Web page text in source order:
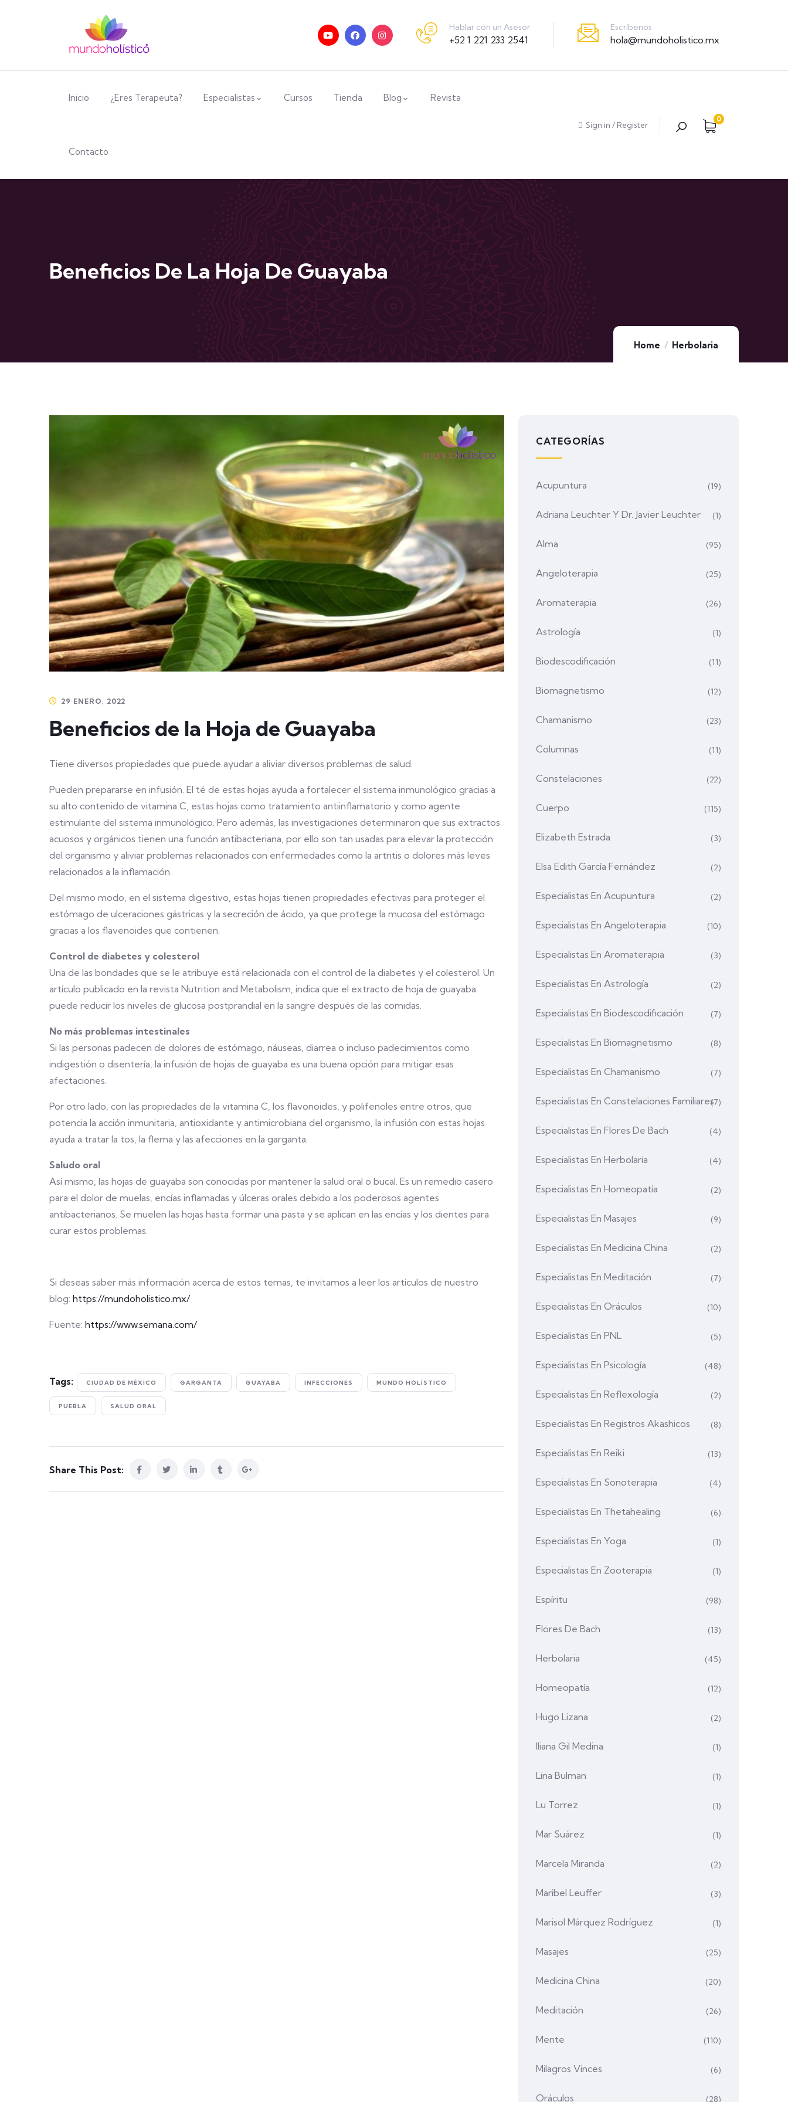
Hablar con un Asesor
+52 1 221 233 2541
Escríbenos
hola@mundoholistico.mx
Inicio ¿Eres Terapeuta? Especialistas Cursos Tienda Blog Revista
Contacto
Sign in / Register
0
Beneficios De La Hoja De Guayaba
Home Herbolaria
29 ENERO, 2022
Beneficios de la Hoja de Guayaba
Tiene diversos propiedades que puede ayudar a aliviar diversos problemas de salud.
Pueden prepararse en infusión. El té de estas hojas ayuda a fortalecer el sistema inmunológico gracias a
su alto contenido de vitamina C, estas hojas como tratamiento antiinflamatorio y como agente
estimulante del sistema inmunológico. Pero además, las investigaciones determinaron que sus extractos
acuosos y orgánicos tienen una función antibacteriana, por ello son tan usadas para elevar la protección
del organismo y aliviar problemas relacionados con enfermedades como la artritis o dolores más leves
relacionados a la inflamación.
Del mismo modo, en el sistema digestivo, estas hojas tienen propiedades efectivas para proteger el
estómago de ulceraciones gástricas y la secreción de ácido, ya que protege la mucosa del estómago
gracias a los flavenoides que contienen.
Control de diabetes y colesterol
Una de las bondades que se le atribuye está relacionada con el control de la diabetes y el colesterol. Un
artículo publicado en la revista Nutrition and Metabolism, indica que el extracto de hoja de guayaba
puede reducir los niveles de glucosa postprandial en la sangre después de las comidas.
No más problemas intestinales
Si las personas padecen de dolores de estómago, náuseas, diarrea o incluso padecimientos como
indigestión o disentería, la infusión de hojas de guayaba es una buena opción para mitigar esas
afectaciones.
Por otro lado, con las propiedades de la vitamina C, los flavonoides, y polifenoles entre otros, que
potencia la acción inmunitaria, antioxidante y antimicrobiana del organismo, la infusión con estas hojas
ayuda a tratar la tos, la flema y las afecciones en la garganta.
Saludo oral
Así mismo, las hojas de guayaba son conocidas por mantener la salud oral o bucal. Es un remedio casero
para el dolor de muelas, encías inflamadas y úlceras orales debido a los poderosos agentes
antibacterianos. Se muelen las hojas hasta formar una pasta y se aplican en las encías y los dientes para
curar estos problemas.
Si deseas saber más información acerca de estos temas, te invitamos a leer los artículos de nuestro
blog: https://mundoholistico.mx/
Fuente: https://www.semana.com/
Tags: CIUDAD DE MÉXICO GARGANTA GUAYABA INFECCIONES MUNDO HOLÍSTICO
PUEBLA SALUD ORAL
Share This Post:
CATEGORÍAS
Acupuntura (19)
Adriana Leuchter Y Dr. Javier Leuchter (1)
Alma (95)
Angeloterapia (25)
Aromaterapia (26)
Astrología (1)
Biodescodificación (11)
Biomagnetismo (12)
Chamanismo (23)
Columnas (11)
Constelaciones (22)
Cuerpo (115)
Elizabeth Estrada (3)
Elsa Edith García Fernández (2)
Especialistas En Acupuntura (2)
Especialistas En Angeloterapia (10)
Especialistas En Aromaterapia (3)
Especialistas En Astrología (2)
Especialistas En Biodescodificación (7)
Especialistas En Biomagnetismo (8)
Especialistas En Chamanismo (7)
Especialistas En Constelaciones Familiares(7)
Especialistas En Flores De Bach (4)
Especialistas En Herbolaria (4)
Especialistas En Homeopatía (2)
Especialistas En Masajes (9)
Especialistas En Medicina China (2)
Especialistas En Meditación (7)
Especialistas En Oráculos (10)
Especialistas En PNL (5)
Especialistas En Psicología (48)
Especialistas En Reflexología (2)
Especialistas En Registros Akashicos (8)
Especialistas En Reiki (13)
Especialistas En Sonoterapia (4)
Especialistas En Thetahealing (6)
Especialistas En Yoga (1)
Especialistas En Zooterapia (1)
Espíritu (98)
Flores De Bach (13)
Herbolaria (45)
Homeopatía (12)
Hugo Lizana (2)
Iliana Gil Medina (1)
Lina Bulman (1)
Lu Torrez (1)
Mar Suárez (1)
Marcela Miranda (2)
Maribel Leuffer (3)
Marisol Márquez Rodríguez (1)
Masajes (25)
Medicina China (20)
Meditación (26)
Mente (110)
Milagros Vinces (6)
Oráculos (28)